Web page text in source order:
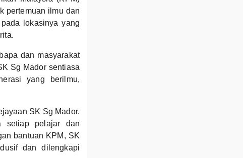
pertemuan ilmu dan
lokasinya yang
dan masyarakat
Sg Mador sentiasa
yang berilmu,
SK Sg Mador.
setiap pelajar dan
bantuan KPM, SK
dan dilengkapi